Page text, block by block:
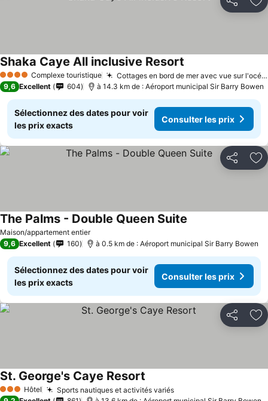
Partager
4 Étoiles Complexe touristique Cottages en bord de mer avec vue sur l'océan
Shaka Caye All inclusive Resort
9,6 Excellent 604 à 14.3 km de : Aéroport municipal Sir Barry Bowen
Sélectionnez des dates pour voir
les prix exacts
Consulter les prix
Partager
Maison/appartement entier
The Palms - Double Queen Suite
9,6 Excellent 160 à 0.5 km de : Aéroport municipal Sir Barry Bowen
Sélectionnez des dates pour voir
les prix exacts
Consulter les prix
Partager
3 ÉtoilesHôtel Sports nautiques et activités variés
St. George's Caye Resort